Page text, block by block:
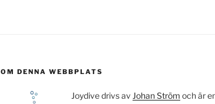
OM DENNA WEBBPLATS
Joydive drivs av Johan Ström och är